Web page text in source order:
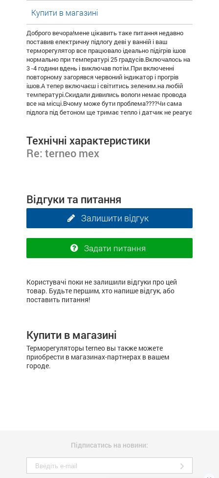
Купити в магазині
Доброго вечора!мене цікавить таке питання недавно
поставив електричну підлогу деві у ванній і ваш
терморегулятор все працювало ідеально підігрів ішов
нормально при температурі 25 градусів.Включалось на
3 -4 години вдень і виключав потім.При включенні
повторному загорявся червоний індикатор і прогрів
ішов.А тепер включаєш і світитись зеленим.на любій
температурі.Скидали дивились вологи немає провода
все на місці.Вчому може бути проблема????Чи сама
підлога під бетоном ще тримає тепло і датчик не реагує
Технічні характеристики
Re: terneo mex
Відгуки та питання
Залишити відгук
Задати питання
Користувачі поки не залишили відгуки про цей
товар. Будьте першим, хто напише відгук, або
поставить питання!
Купити в магазині
Терморегуляторы terneo вы также можете
приобрести в магазинах-партнерах в вашем
городе.
Підписатись на новини: